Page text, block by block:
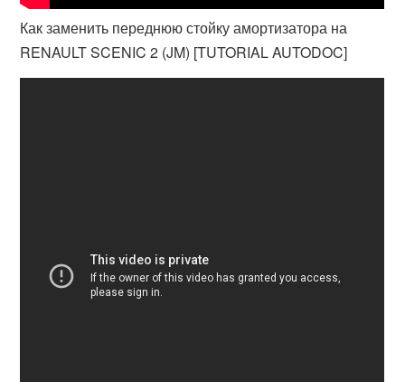
Как заменить переднюю стойку амортизатора на
RENAULT SCENIC 2 (JM) [TUTORIAL AUTODOC]